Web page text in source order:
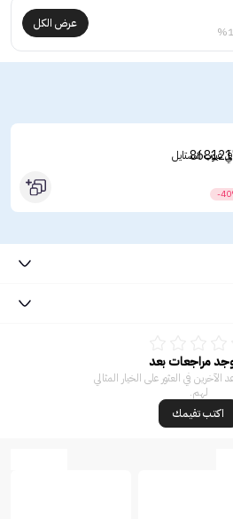
عرض الكل
عيوب انستايل
-
مراجعات بعد
في العثور على الخيار المثالي
لهم.
اكتب تقيمك